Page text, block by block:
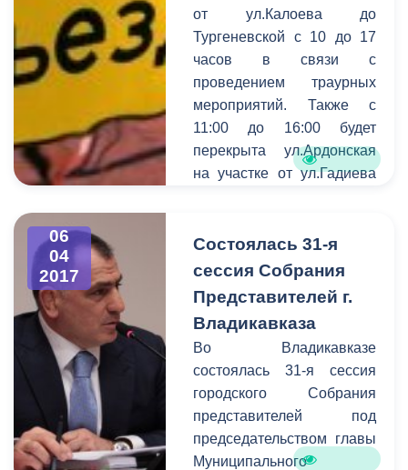
от ул.Калоева до
Тургеневской с 10 до 17
часов в связи с
проведением траурных
мероприятий. Также с
11:00 до 16:00 будет
перекрыта ул.Ардонская
на участке от ул.Гадиева
06
04
2017
Состоялась 31-я
сессия Собрания
Представителей г.
Владикавказа
Во Владикавказе
состоялась 31-я сессия
городского Собрания
представителей под
председательством главы
Муниципального